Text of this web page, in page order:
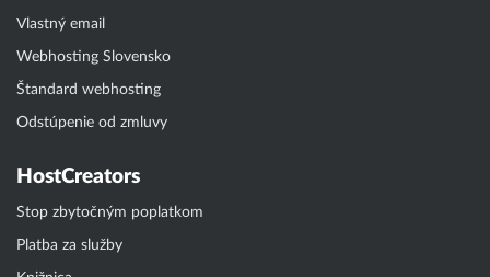
Vlastný email
Webhosting Slovensko
Štandard webhosting
Odstúpenie od zmluvy
HostCreators
Stop zbytočným poplatkom
Platba za služby